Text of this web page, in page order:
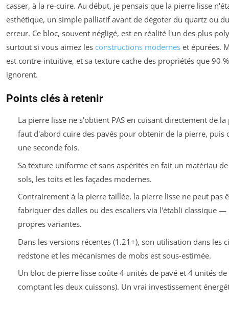
casser, à la re-cuire. Au début, je pensais que la pierre lisse
esthétique, un simple palliatif avant de dégoter du quartz ou
erreur. Ce bloc, souvent négligé, est en réalité l'un des plus
surtout si vous aimez les constructions modernes et épurées.
est contre-intuitive, et sa texture cache des propriétés que 90
ignorent.
Points clés à retenir
La pierre lisse ne s'obtient PAS en cuisant directement de
faut d'abord cuire des pavés pour obtenir de la pierre, puis
une seconde fois.
Sa texture uniforme et sans aspérités en fait un matériau
sols, les toits et les façades modernes.
Contrairement à la pierre taillée, la pierre lisse ne peut pas
fabriquer des dalles ou des escaliers via l'établi classique —
propres variantes.
Dans les versions récentes (1.21+), son utilisation dans les
redstone et les mécanismes de mobs est sous-estimée.
Un bloc de pierre lisse coûte 4 unités de pavé et 4 unités
comptant les deux cuissons). Un vrai investissement